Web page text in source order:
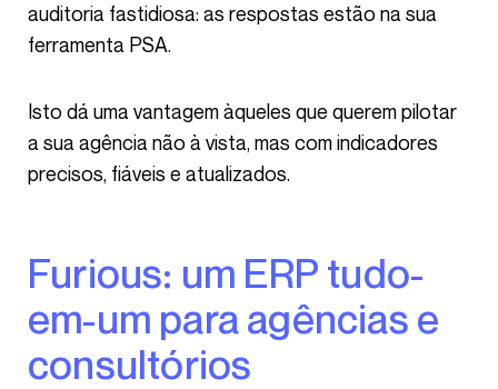
auditoria fastidiosa: as respostas estão na sua
ferramenta PSA.
Isto dá uma vantagem àqueles que querem pilotar
a sua agência não à vista, mas com indicadores
precisos, fiáveis e atualizados.
Furious: um ERP tudo-
em-um para agências e
consultórios